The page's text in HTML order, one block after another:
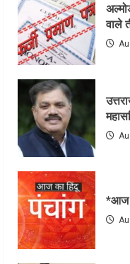
वाले
*आज